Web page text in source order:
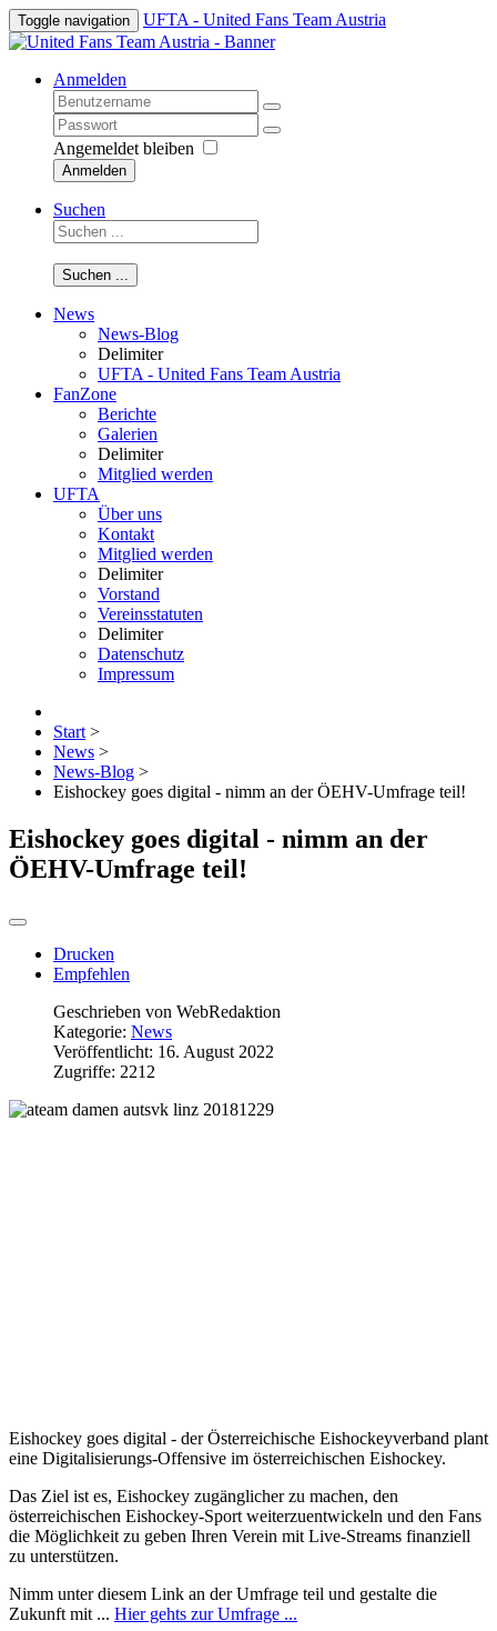
Toggle navigation UFTA - United Fans Team Austria
Anmelden
Angemeldet bleiben
Anmelden
Suchen
Suchen ...
News
News-Blog
Delimiter
UFTA - United Fans Team Austria
FanZone
Berichte
Galerien
Delimiter
Mitglied werden
UFTA
Über uns
Kontakt
Mitglied werden
Delimiter
Vorstand
Vereinsstatuten
Delimiter
Datenschutz
Impressum
Start >
News >
News-Blog >
Eishockey goes digital - nimm an der ÖEHV-Umfrage teil!
Eishockey goes digital - nimm an der
ÖEHV-Umfrage teil!
Drucken
Empfehlen
Geschrieben von WebRedaktion
Kategorie: News
Veröffentlicht: 16. August 2022
Zugriffe: 2212
Eishockey goes digital - der Österreichische Eishockeyverband plant
eine Digitalisierungs-Offensive im österreichischen Eishockey.
Das Ziel ist es, Eishockey zugänglicher zu machen, den
österreichischen Eishockey-Sport weiterzuentwickeln und den Fans
die Möglichkeit zu geben Ihren Verein mit Live-Streams finanziell
zu unterstützen.
Nimm unter diesem Link an der Umfrage teil und gestalte die
Zukunft mit ... Hier gehts zur Umfrage ...